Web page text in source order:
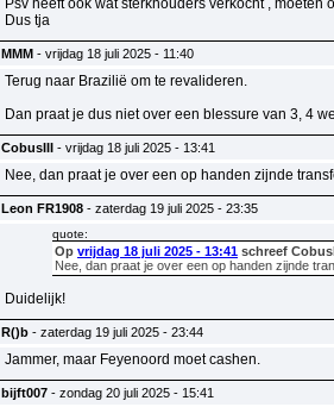
Psv heeft ook wat sterkhouders verkocht , moeten
Dus tja
MMM - vrijdag 18 juli 2025 - 11:40
Terug naar Brazilië om te revalideren.
Dan praat je dus niet over een blessure van 3, 4
CobusIII - vrijdag 18 juli 2025 - 13:41
Nee, dan praat je over een op handen zijnde
Leon FR1908 - zaterdag 19 juli 2025 - 23:35
quote:
Op vrijdag 18 juli 2025 - 13:41 schreef
Nee, dan praat je over een op handen zijnde
Duidelijk!
R()b - zaterdag 19 juli 2025 - 23:44
Jammer, maar Feyenoord moet cashen.
bijft007 - zondag 20 juli 2025 - 15:41